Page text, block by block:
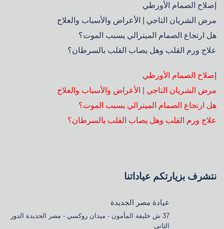
إصلاح الصمام الأورطي
مرض الشريان التاجي | الأعراض والأسباب والعلاج
هل ارتجاع الصمام الميترالي يسبب الموت؟
علاج ورم القلب وهل يصاب القلب بالسرطان؟
إصلاح الصمام الأورطي
مرض الشريان التاجي | الأعراض والأسباب والعلاج
هل ارتجاع الصمام الميترالي يسبب الموت؟
علاج ورم القلب وهل يصاب القلب بالسرطان؟
نتشرف بزيارتكم عياداتنا
عيادة مصر الجديدة
37 ش خليفة المأمون - ميدان روكسي - مصر الجديدة الدور
الثانى